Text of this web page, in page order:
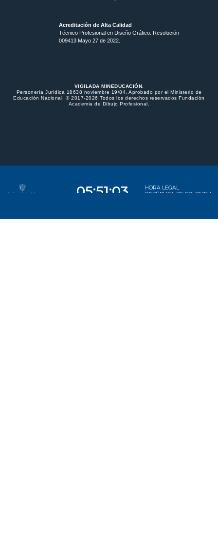
Acreditación de Alta Calidad
Técnico Profesional en Diseño Gráfico. Resolución
009413 Mayo 27 de 2022.
VIGILADA MINEDUCACIÓN.
Personería Jurídica 18638 noviembre 19/84. Aprobado por el Ministerio de
Educación Nacional. © 2017-2026 Todos los derechos reservados Fundación
Academia de Dibujo Profesional.